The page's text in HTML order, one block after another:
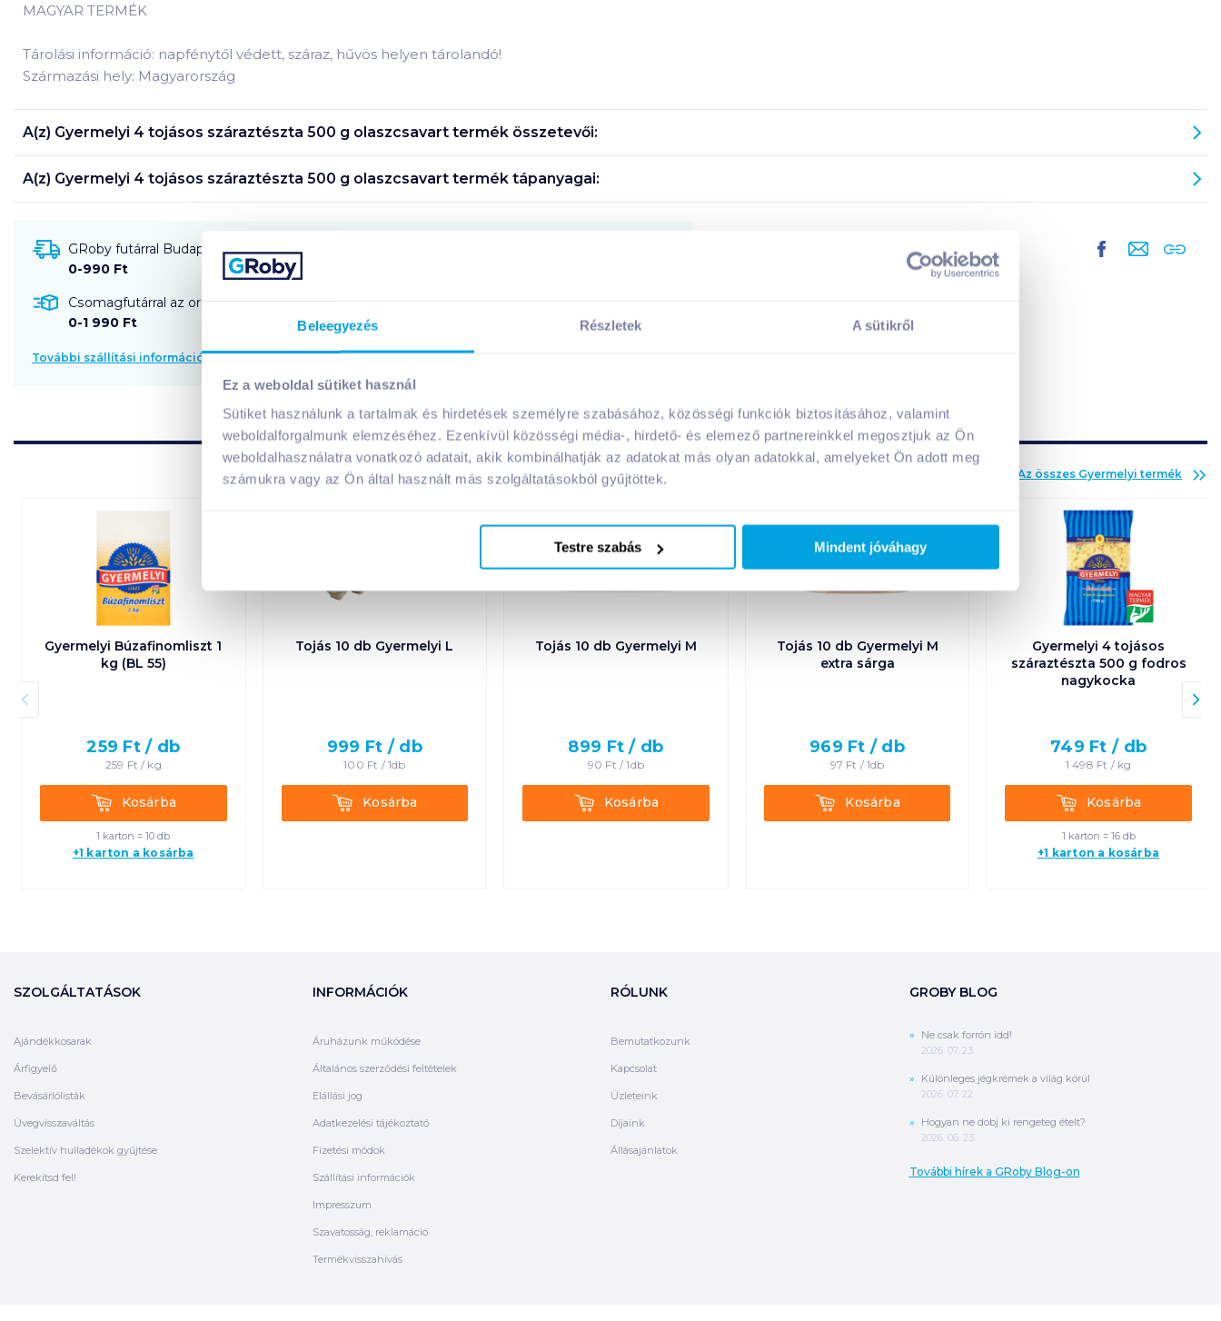
Beleegyezés Részletek A sütikről
Ez a weboldal sütiket használ
Sütiket használunk a tartalmak és hirdetések személyre szabásához, közösségi funkciók biztosításához, valamint
weboldalforgalmunk elemzéséhez. Ezenkívül közösségi média-, hirdető- és elemező partnereinkkel megosztjuk az Ön
weboldalhasználatra vonatkozó adatait, akik kombinálhatják az adatokat más olyan adatokkal, amelyeket Ön adott meg
számukra vagy az Ön által használt más szolgáltatásokból gyűjtöttek.
Testre szabás Mindent jóváhagy
MAGYAR TERMÉK
Tárolási információ: napfénytől védett, száraz, hűvös helyen tárolandó!
Származási hely: Magyarország
A(z) Gyermelyi 4 tojásos száraztészta 500 g olaszcsavart termék összetevői:
A(z) Gyermelyi 4 tojásos száraztészta 500 g olaszcsavart termék tápanyagai:
GRoby futárral Budapestre és környékére szállítható
0-990 Ft
Csomagfutárral az ország egész területére szállítható!
0-1 990 Ft
További szállítási információk
A márka további termékei
Az összes Gyermelyi termék
Gyermelyi Búzafinomliszt 1
kg (BL 55)
259 Ft / db
259 Ft / kg
KosárbaKosárba
1 karton = 10 db
+1 karton a kosárba
Tojás 10 db Gyermelyi L
999 Ft / db
100 Ft / 1db
KosárbaKosárba
Tojás 10 db Gyermelyi M
899 Ft / db
90 Ft /1db
KosárbaKosárba
Tojás 10 db Gyermelyi M
extra sárga
969 Ft / db
97 Ft / 1db
KosárbaKosárba
Gyermelyi 4 tojásos
száraztészta 500 g fodros
nagykocka
749 Ft / db
1 498 Ft / kg
KosárbaKosárba
1 karton = 16 db
+1 karton a kosárba
SZOLGÁLTATÁSOK
Ajándékkosarak
Árfigyelő
Bevásárlólisták
Üvegvisszaváltás
Szelektív hulladékok gyűjtése
Kerekítsd fel!
INFORMÁCIÓK
Áruházunk működése
Általános szerződési feltételek
Elállási jog
Adatkezelési tájékoztató
Fizetési módok
Szállítási információk
Impresszum
Szavatosság, reklamáció
Termékvisszahívás
RÓLUNK
Bemutatkozunk
Kapcsolat
Üzleteink
Díjaink
Állásajánlatok
GROBY BLOG
Ne csak forrón idd!
2026. 07. 23.
Különleges jégkrémek a világ körül
2026. 07. 22.
Hogyan ne dobj ki rengeteg ételt?
2026. 06. 23.
További hírek a GRoby Blog-on